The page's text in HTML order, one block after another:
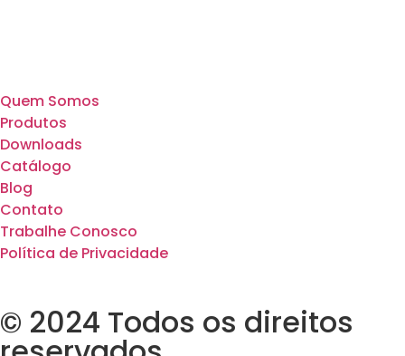
Quem Somos
Produtos
Downloads
Catálogo
Blog
Contato
Trabalhe Conosco
Política de Privacidade
© 2024 Todos os direitos